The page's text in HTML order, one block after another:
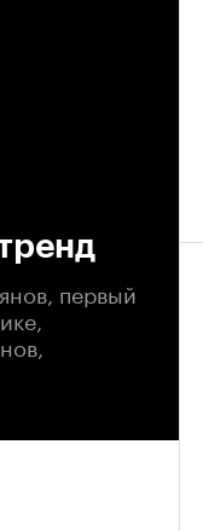
первый